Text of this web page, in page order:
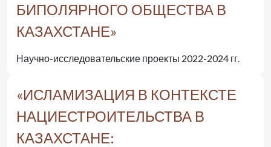
БИПОЛЯРНОГО ОБЩЕСТВА В
КАЗАХСТАНЕ»
Научно-исследовательские проекты 2022-2024 гг.
«ИСЛАМИЗАЦИЯ В КОНТЕКСТЕ
НАЦИЕСТРОИТЕЛЬСТВА В
КАЗАХСТАНЕ: